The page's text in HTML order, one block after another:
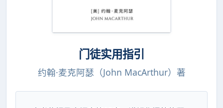
门徒实用指引
约翰·麦克阿瑟（John MacArthur）著